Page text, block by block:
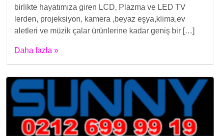
birlikte hayatımıza giren LCD, Plazma ve LED TV
lerden, projeksiyon, kamera ,beyaz eşya,klima,ev
aletleri ve müzik çalar ürünlerine kadar geniş bir […]
Daha fazla »